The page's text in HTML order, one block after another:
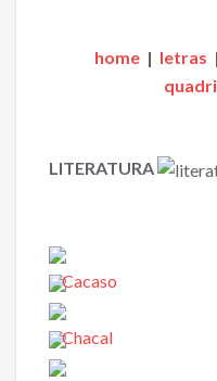
o
home| letras |
LITERATURA
Cacaso
Chacal